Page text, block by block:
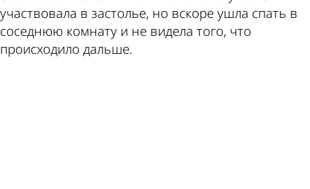
участвовала в застолье, но вскоре ушла спать в
соседнюю комнату и не видела того, что
происходило дальше.